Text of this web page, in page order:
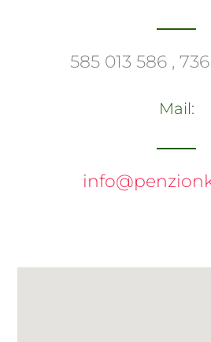
585 013 586 ,
Mail: